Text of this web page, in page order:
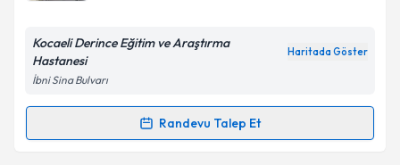
Kocaeli Derince Eğitim ve Araştırma
Hastanesi
Haritada Göster
İbni Sina Bulvarı
Randevu Talep Et
Randevu Takvimi Talebi